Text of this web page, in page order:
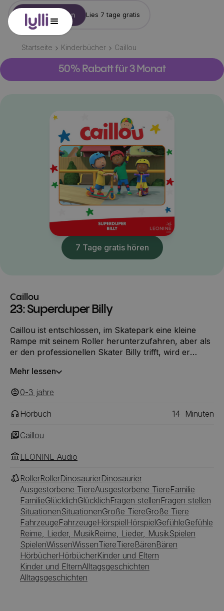
Konto erstellen Lies 7 tage gratis
Startseite Kinderbücher Caillou
50% Rabatt für 3 Monat
7 Tage gratis hören
Caillou
23: Superduper Billy
Caillou ist entschlossen, im Skatepark eine kleine
Rampe mit seinem Roller herunterzufahren, aber als
er den professionellen Skater Billy trifft, wird er
Mehr lessen
0-3 ‎‎ jahre
Hörbuch 14 Minuten
Caillou
LEONINE Audio
RollerRollerDinosaurierDinosaurier
Ausgestorbene TiereAusgestorbene TiereFamilie
FamilieGlücklichGlücklichFragen stellenFragen stellen
SituationenSituationenGroße TiereGroße Tiere
FahrzeugeFahrzeugeHörspielHörspielGefühleGefühle
Reime, Lieder, MusikReime, Lieder, MusikSpielen
SpielenWissenWissenTiereTiereBärenBären
HörbücherHörbücherKinder und Eltern
Kinder und ElternAlltagsgeschichten
Alltagsgeschichten